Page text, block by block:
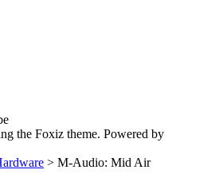
the Foxiz theme. Powered by
> M-Audio: Mid Air